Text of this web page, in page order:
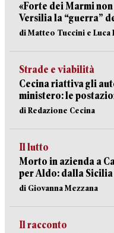
«Forte dei Marmi
Versilia la “guerra”
di Matteo Tuccini e Luca
Strade e viabilità
Cecina riattiva gli
ministero: le
di Redazione Cecina
Il lutto
Morto in azienda a
per Aldo: dalla
di Giovanna Mezzana
Il racconto